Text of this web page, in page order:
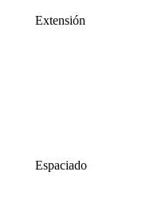
Extensión
Espaciado